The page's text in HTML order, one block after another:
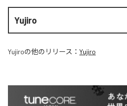
Yujiro
Yujiroの他のリリース： Yujiro